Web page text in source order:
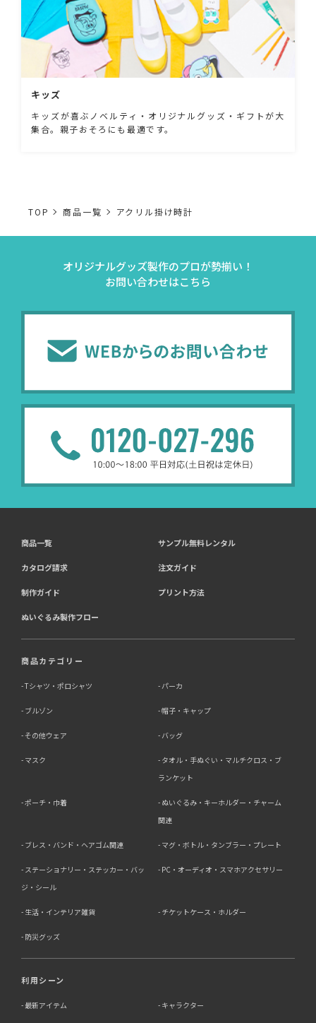
キッズ
キッズが喜ぶノベルティ・オリジナルグッズ・ギフトが大
集合。親子おそろにも最適です。
TOP 商品一覧 アクリル掛け時計
オリジナルグッズ製作のプロが勢揃い！
お問い合わせはこちら
商品一覧 サンプル無料レンタル
カタログ請求 注文ガイド
制作ガイド プリント方法
ぬいぐるみ製作フロー
商品カテゴリー
Tシャツ・ポロシャツ パーカ
ブルゾン 帽子・キャップ
その他ウェア バッグ
マスク
タオル・手ぬぐい・マルチクロス・ブ
ランケット
ポーチ・巾着
ぬいぐるみ・キーホルダー・チャーム
関連
ブレス・バンド・ヘアゴム関連 マグ・ボトル・タンブラー・プレート
ステーショナリー・ステッカー・バッ
ジ・シール
PC・オーディオ・スマホアクセサリー
生活・インテリア雑貨 チケットケース・ホルダー
防災グッズ
利用シーン
最新アイテム キャラクター